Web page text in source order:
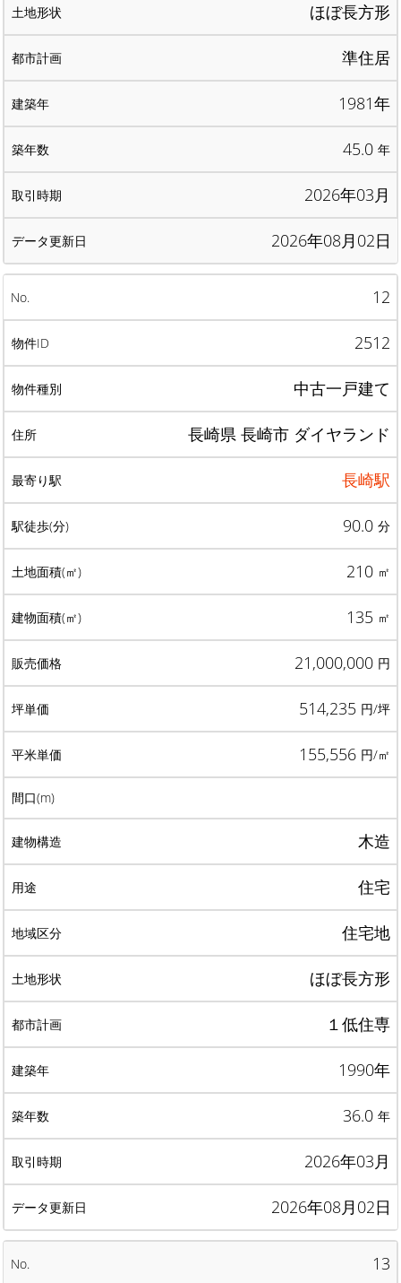
ほぼ長方形
準住居
1981年
45.0 年
2026年03月
2026年08月02日
12
2512
中古一戸建て
長崎県 長崎市 ダイヤランド
長崎駅
90.0 分
210 ㎡
135 ㎡
21,000,000 円
514,235 円/坪
155,556 円/㎡
木造
住宅
住宅地
ほぼ長方形
１低住専
1990年
36.0 年
2026年03月
2026年08月02日
13